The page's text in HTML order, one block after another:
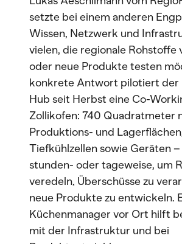
setzte bei einem anderen
Wissen, Netzwerk und
vielen, die regionale Rohstoffe
oder neue Produkte testen
konkrete Antwort pilotiert der
Hub seit Herbst eine Co-
Zollikofen: 740 Quadratmeter
Produktions- und
Tiefkühlzellen sowie Geräten
stunden- oder tageweise, um
veredeln, Überschüsse zu
neue Produkte zu entwickeln.
Küchenmanager vor Ort hilft
mit der Infrastruktur und bei